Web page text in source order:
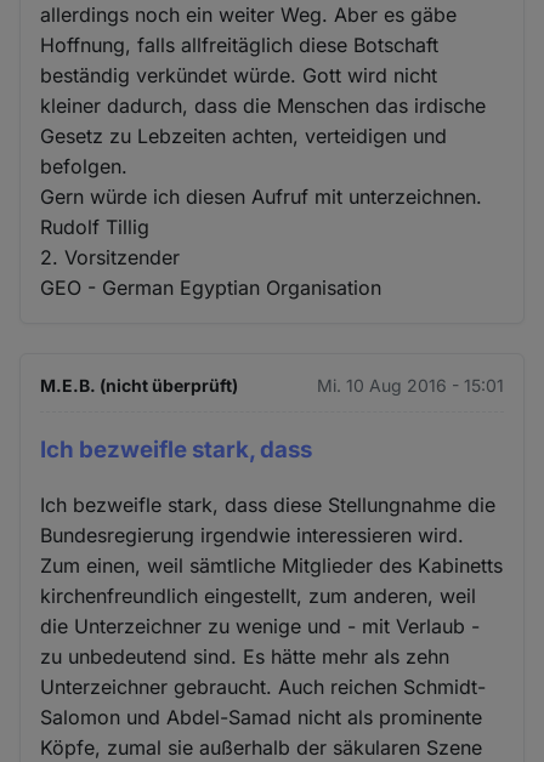
allerdings noch ein weiter Weg. Aber es gäbe
Hoffnung, falls allfreitäglich diese Botschaft
beständig verkündet würde. Gott wird nicht
kleiner dadurch, dass die Menschen das irdische
Gesetz zu Lebzeiten achten, verteidigen und
befolgen.
Gern würde ich diesen Aufruf mit unterzeichnen.
Rudolf Tillig
2. Vorsitzender
GEO - German Egyptian Organisation
M.E.B. (nicht überprüft) Mi. 10 Aug 2016 - 15:01
Ich bezweifle stark, dass
Ich bezweifle stark, dass diese Stellungnahme die
Bundesregierung irgendwie interessieren wird.
Zum einen, weil sämtliche Mitglieder des Kabinetts
kirchenfreundlich eingestellt, zum anderen, weil
die Unterzeichner zu wenige und - mit Verlaub -
zu unbedeutend sind. Es hätte mehr als zehn
Unterzeichner gebraucht. Auch reichen Schmidt-
Salomon und Abdel-Samad nicht als prominente
Köpfe, zumal sie außerhalb der säkularen Szene